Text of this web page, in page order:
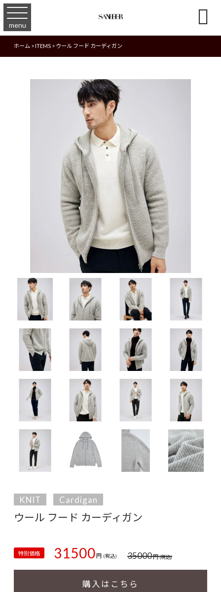
menu 
ホーム>ITEMS> ウール フード カーディガン
KNIT Cardigan
ウール フード カーディガン
特別価格 31500円 (税込) 35000円(税込)
購入はこちら